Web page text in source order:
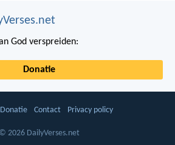
God verspreiden:
Donatie
Donatie Contact Privacy policy
© 2026 DailyVerses.net